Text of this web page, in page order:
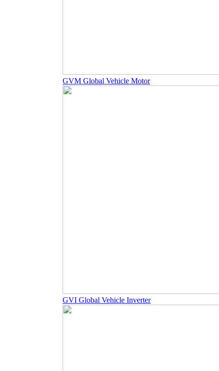
GVM Global Vehicle Motor
GVI Global Vehicle Inverter